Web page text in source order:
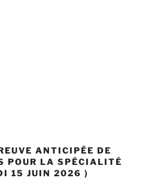
ANTICIPÉE DE
POUR LA SPÉCIALITÉ
15 JUIN 2026 )